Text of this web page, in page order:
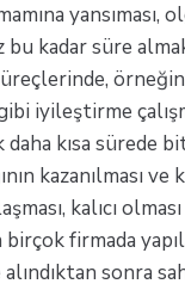
yansıması,
bu kadar süre
örneğin
iyileştirme
kısa sürede
kazanılması
kalıcı
firmada
alındıktan sonra